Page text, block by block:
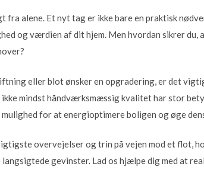
fra alene. Et nyt tag er ikke bare en praktisk
og værdien af dit hjem. Men hvordan sikrer du,
eller blot ønsker en opgradering, er det
mindst håndværksmæssig kvalitet har stor
for at energioptimere boligen og øge
overvejelser og trin på vejen mod et flot,
gevinster. Lad os hjælpe dig med at